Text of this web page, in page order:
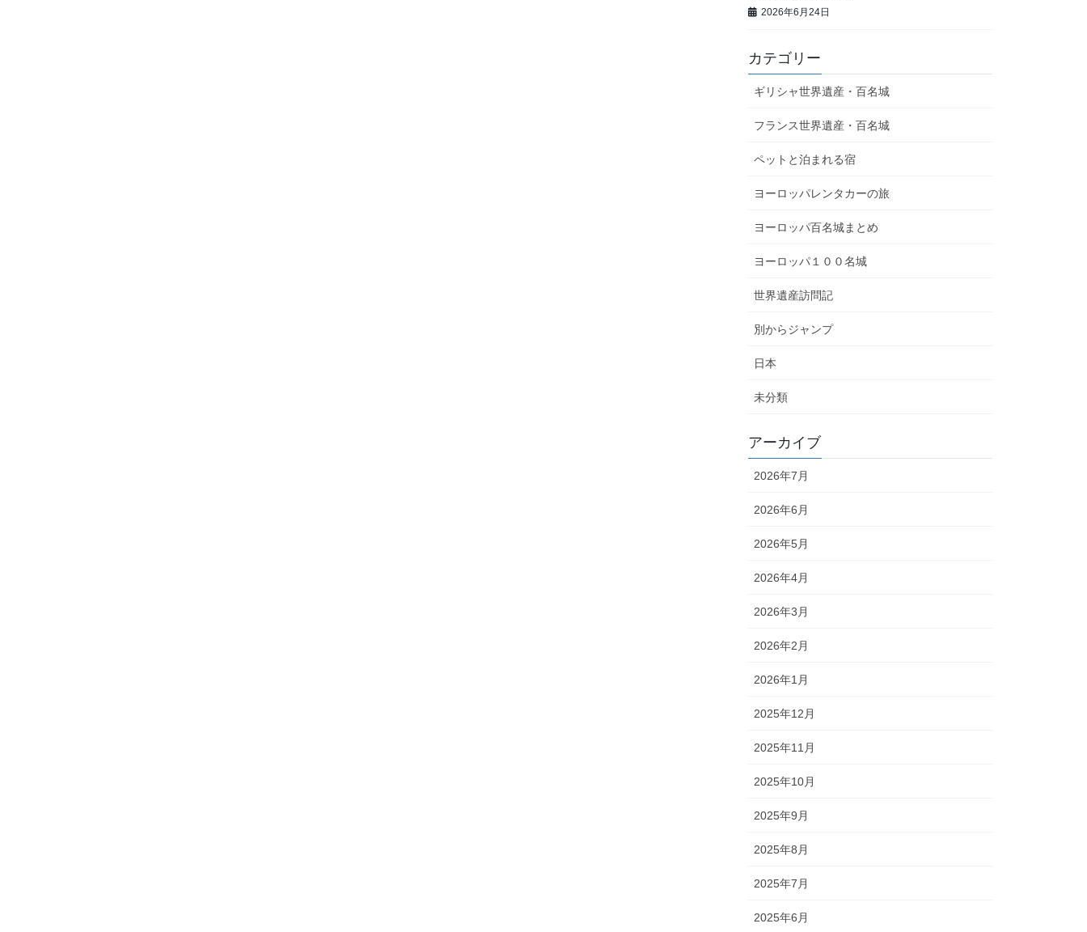
2026年6月24日
カテゴリー
ギリシャ世界遺産・百名城
フランス世界遺産・百名城
ペットと泊まれる宿
ヨーロッパレンタカーの旅
ヨーロッパ百名城まとめ
ヨーロッパ１００名城
世界遺産訪問記
別からジャンプ
日本
未分類
アーカイブ
2026年7月
2026年6月
2026年5月
2026年4月
2026年3月
2026年2月
2026年1月
2025年12月
2025年11月
2025年10月
2025年9月
2025年8月
2025年7月
2025年6月